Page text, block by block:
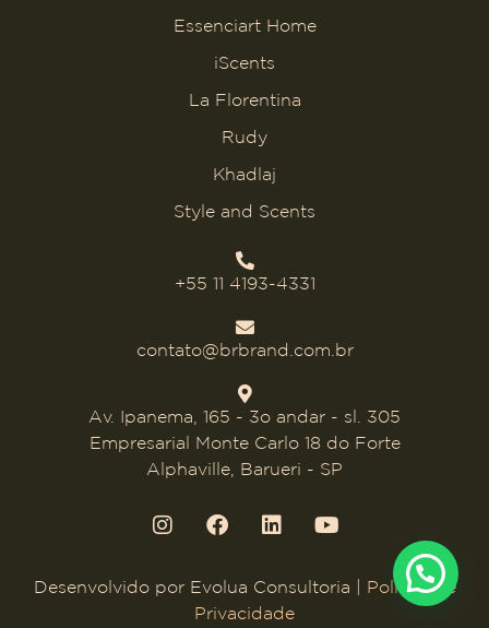
Essenciart Home
iScents
La Florentina
Rudy
Khadlaj
Style and Scents
+55 11 4193-4331
contato@brbrand.com.br
Av. Ipanema, 165 - 3o andar - sl. 305
Empresarial Monte Carlo 18 do Forte
Alphaville, Barueri - SP
Desenvolvido por Evolua Consultoria
Política de
Privacidade